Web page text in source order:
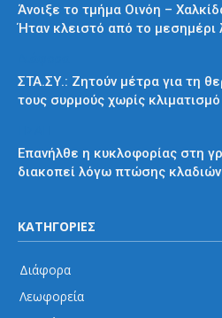
Άνοιξε το τμήμα Οινόη –
Ήταν κλειστό από το μεσημέρι
ΣΤΑ.ΣΥ.: Ζητούν μέτρα για τη
τους συρμούς χωρίς κλιματισμό
Επανήλθε η κυκλοφορίας στη
διακοπεί λόγω πτώσης κλαδιών
ΚΑΤΗΓΟΡΙΕΣ
Διάφορα
Λεωφορεία